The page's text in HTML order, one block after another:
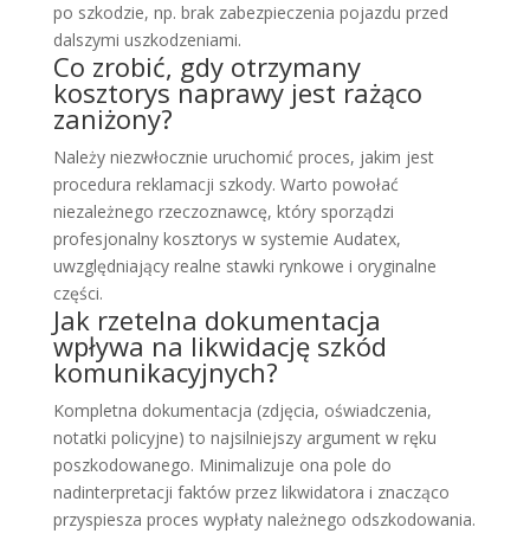
po szkodzie, np. brak zabezpieczenia pojazdu przed
dalszymi uszkodzeniami.
Co zrobić, gdy otrzymany
kosztorys naprawy jest rażąco
zaniżony?
Należy niezwłocznie uruchomić proces, jakim jest
procedura reklamacji szkody. Warto powołać
niezależnego rzeczoznawcę, który sporządzi
profesjonalny kosztorys w systemie Audatex,
uwzględniający realne stawki rynkowe i oryginalne
części.
Jak rzetelna dokumentacja
wpływa na likwidację szkód
komunikacyjnych?
Kompletna dokumentacja (zdjęcia, oświadczenia,
notatki policyjne) to najsilniejszy argument w ręku
poszkodowanego. Minimalizuje ona pole do
nadinterpretacji faktów przez likwidatora i znacząco
przyspiesza proces wypłaty należnego odszkodowania.